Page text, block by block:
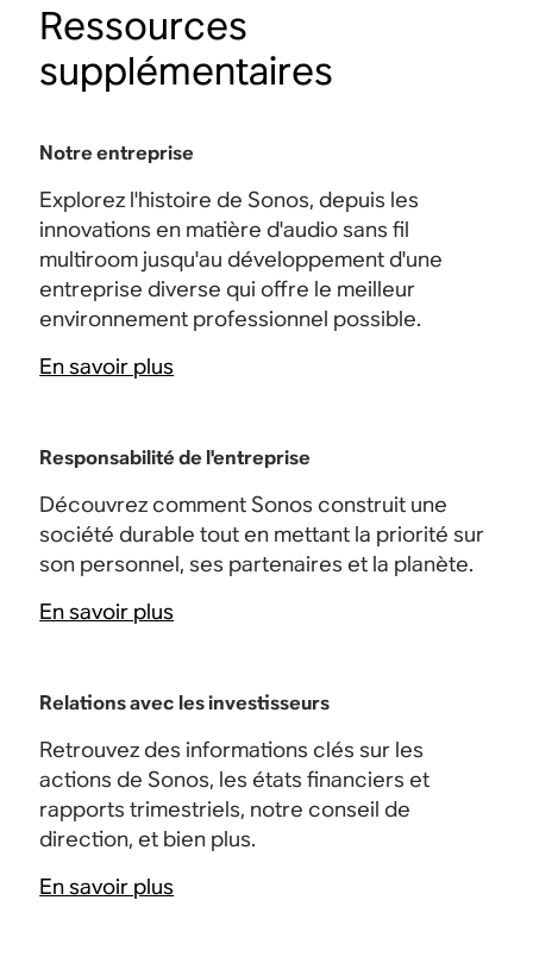
Ressources
supplémentaires
Notre entreprise
Explorez l'histoire de Sonos, depuis les
innovations en matière d'audio sans fil
multiroom jusqu'au développement d'une
entreprise diverse qui offre le meilleur
environnement professionnel possible.
En savoir plus
Responsabilité de l'entreprise
Découvrez comment Sonos construit une
société durable tout en mettant la priorité sur
son personnel, ses partenaires et la planète.
En savoir plus
Relations avec les investisseurs
Retrouvez des informations clés sur les
actions de Sonos, les états financiers et
rapports trimestriels, notre conseil de
direction, et bien plus.
En savoir plus